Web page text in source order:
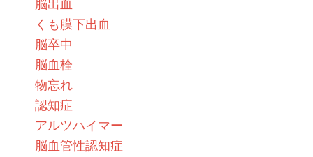
脳出血
くも膜下出血
脳卒中
脳血栓
物忘れ
認知症
アルツハイマー
脳血管性認知症